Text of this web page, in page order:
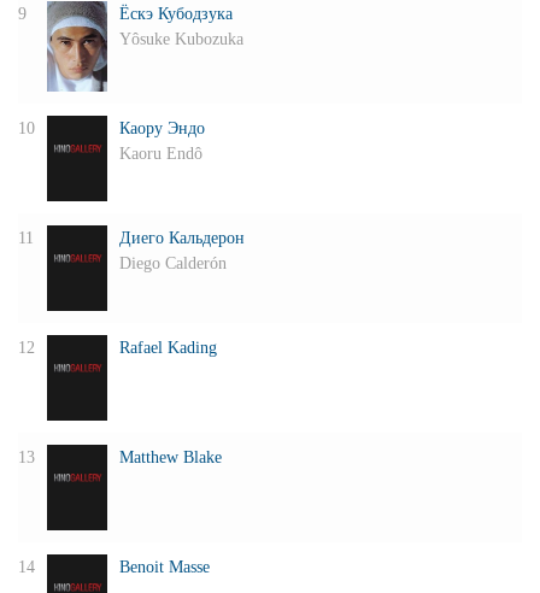
9
Ёскэ Кубодзука
Yôsuke Kubozuka
10
Каору Эндо
Kaoru Endô
11
Диего Кальдерон
Diego Calderón
12 Rafael Kading
13 Matthew Blake
14 Benoit Masse